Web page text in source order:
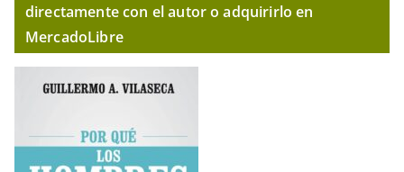
directamente con el autor o adquirirlo en
MercadoLibre